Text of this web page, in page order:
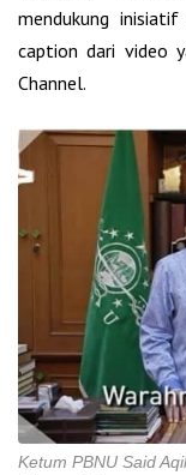
mendukung
caption dari video
Channel.
Ketum PBNU Said